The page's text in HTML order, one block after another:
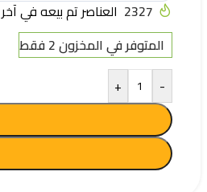
2327 العناصر تم بيعه في آخر 3 دقائق
المتوفر في المخزون 2 فقط
-
+